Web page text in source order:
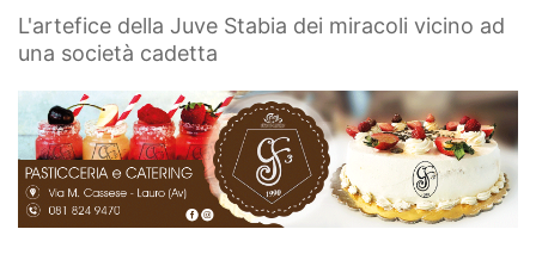
L'artefice della Juve Stabia dei miracoli vicino ad
una società cadetta